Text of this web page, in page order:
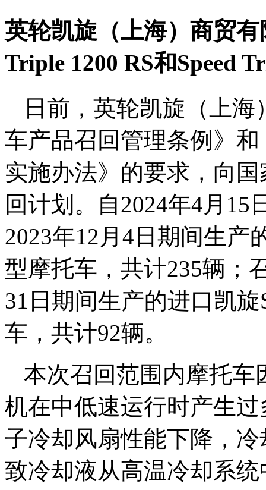
英轮凯旋（上海）商贸
Triple 1200 RS和Speed
日前，英轮凯旋（上
车产品召回管理条例》
实施办法》的要求，向
回计划。自2024年4月15
2023年12月4日期间生产
型摩托车，共计235辆；
31日期间生产的进口凯旋
车，共计92辆。
本次召回范围内摩托车
机在中低速运行时产生
子冷却风扇性能下降，
致冷却液从高温冷却系